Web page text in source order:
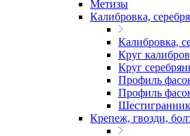
Метизы
Калибровка,
Калибровка,
Круг
Круг
Профиль
Профиль
Крепеж, гвозди,